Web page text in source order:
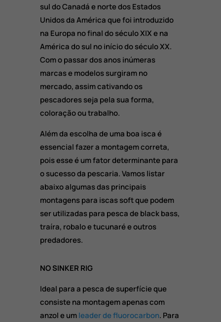
sul do Canadá e norte dos Estados
Unidos da América que foi introduzido
na Europa no final do século XIX e na
América do sul no início do século XX.
Com o passar dos anos inúmeras
marcas e modelos surgiram no
mercado, assim cativando os
pescadores seja pela sua forma,
coloração ou trabalho.
Além da escolha de uma boa isca é
essencial fazer a montagem correta,
pois esse é um fator determinante para
o sucesso da pescaria. Vamos listar
abaixo algumas das principais
montagens para iscas soft que podem
ser utilizadas para pesca de black bass,
traíra, robalo e tucunaré e outros
predadores.
NO SINKER RIG
Ideal para a pesca de superfície que
consiste na montagem apenas com
anzol e umleader de fluorocarbon. Para